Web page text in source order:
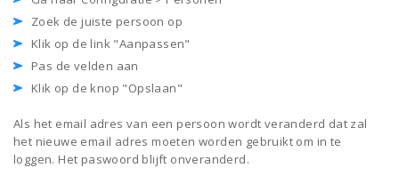
Zoek de juiste persoon op
Klik op de link "Aanpassen"
Pas de velden aan
Klik op de knop "Opslaan"
Als het email adres van een persoon wordt veranderd dat zal
het nieuwe email adres moeten worden gebruikt om in te
loggen. Het paswoord blijft onveranderd.